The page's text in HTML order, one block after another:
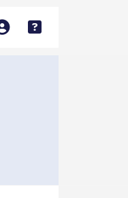
Mijn account
Bekijk